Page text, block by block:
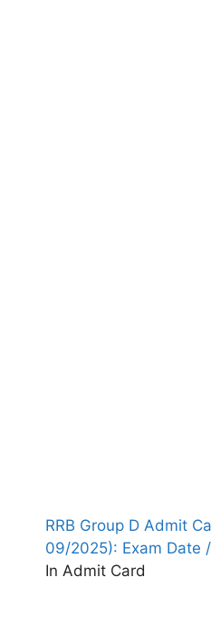
RRB Group D Admit
09/2025): Exam Date
In Admit Card